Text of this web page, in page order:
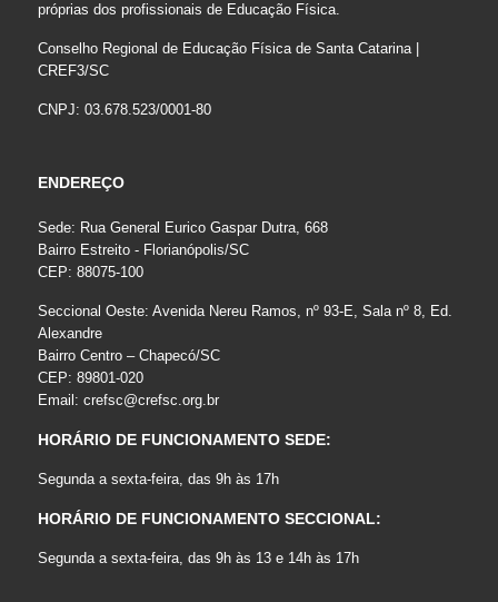
próprias dos profissionais de Educação Física.
Conselho Regional de Educação Física de Santa Catarina |
CREF3/SC
CNPJ: 03.678.523/0001-80
ENDEREÇO
Sede: Rua General Eurico Gaspar Dutra, 668
Bairro Estreito - Florianópolis/SC
CEP: 88075-100
Seccional Oeste: Avenida Nereu Ramos, nº 93-E, Sala nº 8, Ed.
Alexandre
Bairro Centro – Chapecó/SC
CEP: 89801-020
Email: crefsc@crefsc.org.br
HORÁRIO DE FUNCIONAMENTO SEDE:
Segunda a sexta-feira, das 9h às 17h
HORÁRIO DE FUNCIONAMENTO SECCIONAL:
Segunda a sexta-feira, das 9h às 13 e 14h às 17h